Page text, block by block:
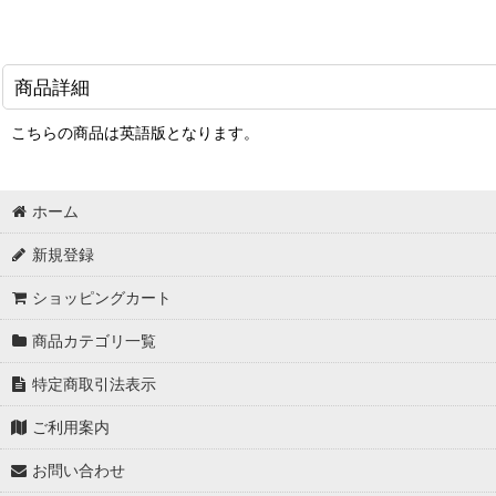
商品詳細
こちらの商品は英語版となります。
ホーム
新規登録
ショッピングカート
商品カテゴリ一覧
特定商取引法表示
ご利用案内
お問い合わせ